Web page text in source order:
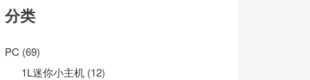
分类
PC (69)
1L迷你小主机 (12)